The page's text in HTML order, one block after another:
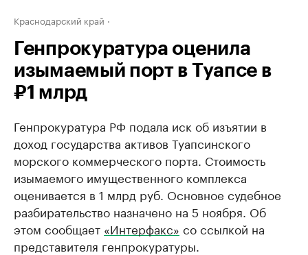
Краснодарский край
Генпрокуратура оценила
изымаемый порт в Туапсе в
₽1 млрд
Генпрокуратура РФ подала иск об изъятии в
доход государства активов Туапсинского
морского коммерческого порта. Стоимость
изымаемого имущественного комплекса
оценивается в 1 млрд руб. Основное судебное
разбирательство назначено на 5 ноября. Об
этом сообщает «Интерфакс» со ссылкой на
представителя генпрокуратуры.